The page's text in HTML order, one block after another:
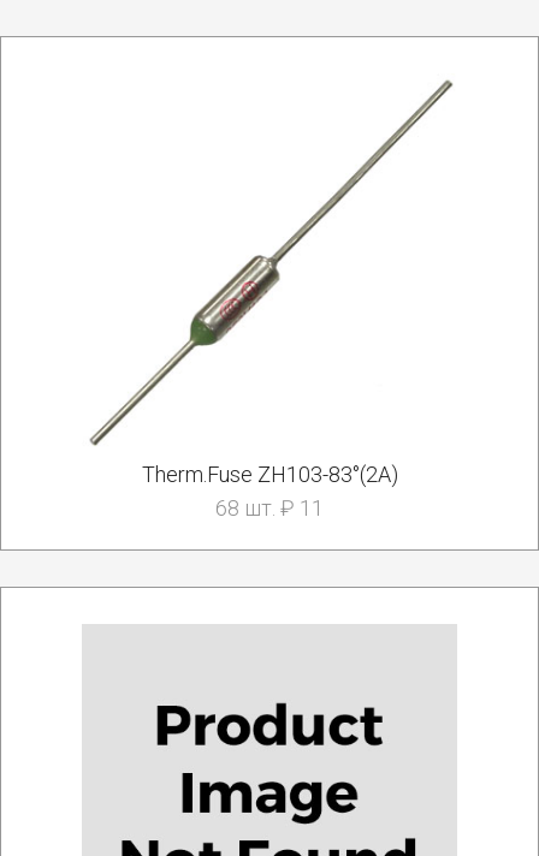
Therm.Fuse ZH103-83°(2A)
68 шт. ₽ 11